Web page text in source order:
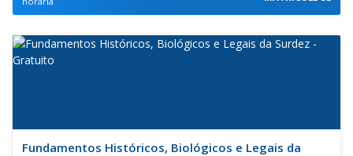
Fundamentos Históricos, Biológicos e Legais da